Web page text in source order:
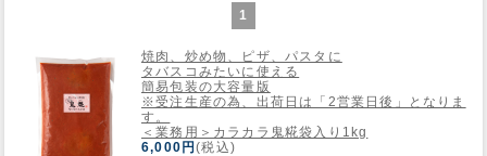
1
焼肉、炒め物、ピザ、パスタに
タバスコみたいに使える
簡易包装の大容量版
※受注生産の為、出荷日は「2営業日後」となりま
す。
＜業務用＞カラカラ鬼糀袋入り1kg
6,000円(税込)